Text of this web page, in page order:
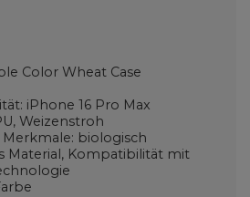
Color Wheat Case
iPhone 16 Pro Max
Weizenstroh
Merkmale: biologisch
Material, Kompatibilität mit